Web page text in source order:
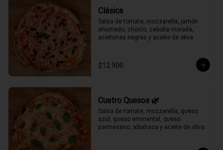
Clásica
Salsa de tomate, mozzarella, jamón
ahumado, choclo, cebolla morada,
aceitunas negras y aceite de oliva.
$12.900
Cuatro Quesos 🌿
Salsa de tomate, mozzarella, queso
azul, queso emmental, queso
parmesano, albahaca y aceite de oliva.